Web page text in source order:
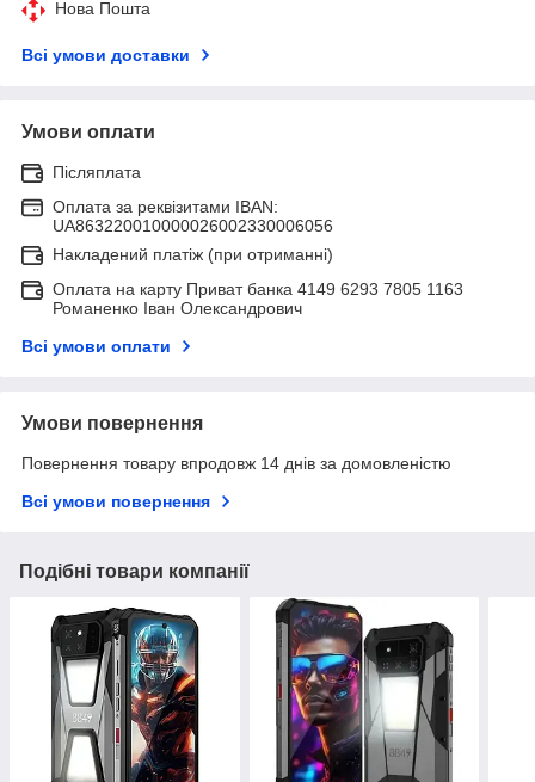
Нова Пошта
Всі умови доставки
Умови оплати
Післяплата
Оплата за реквізитами IBAN:
UA863220010000026002330006056
Накладений платіж (при отриманні)
Оплата на карту Приват банка 4149 6293 7805 1163
Романенко Іван Олександрович
Всі умови оплати
Умови повернення
Повернення товару впродовж 14 днів за домовленістю
Всі умови повернення
Подібні товари компанії